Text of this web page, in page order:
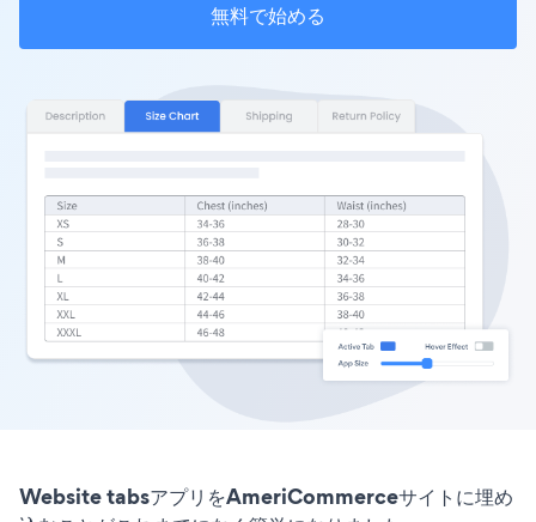
無料で始める
Website tabsアプリをAmeriCommerceサイトに埋め